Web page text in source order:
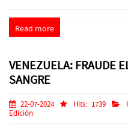
Read more
VENEZUELA: FRAUDE
SANGRE
22-07-2024 Hits: 1739
Edición